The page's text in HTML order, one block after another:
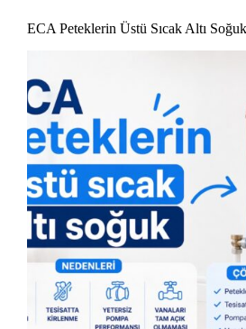
ECA Peteklerin Üstü Sıcak Altı Soğuk